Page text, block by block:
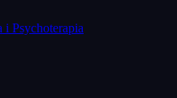
i Psychoterapia